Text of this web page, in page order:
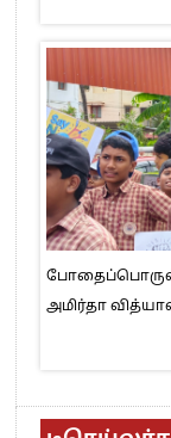
போதைப்பொருள்
அமிர்தா